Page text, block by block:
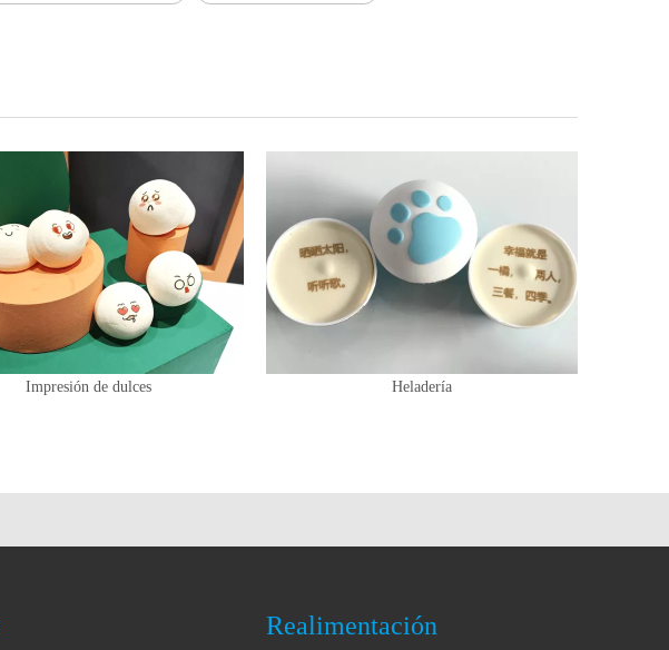
Impresión de dulces Heladería
Realimentación